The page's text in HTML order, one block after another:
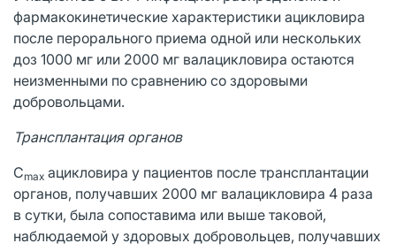
фармакокинетические характеристики ацикловира
после перорального приема одной или нескольких
доз 1000 мг или 2000 мг валацикловира остаются
неизменными по сравнению со здоровыми
добровольцами.
Трансплантация органов
Cmax ацикловира у пациентов после трансплантации
органов, получавших 2000 мг валацикловира 4 раза
в сутки, была сопоставима или выше таковой,
наблюдаемой у здоровых добровольцев, получавших